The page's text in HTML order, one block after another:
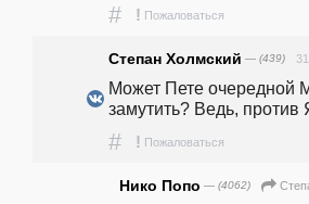
# ! Пожаловаться
Степан Холмский — (439)
Может Пете очередной
# ! Пожаловаться
Нико Попо — (4062)